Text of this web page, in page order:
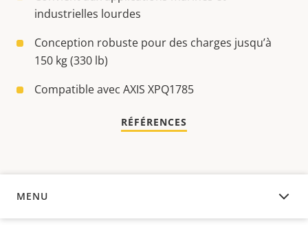
industrielles lourdes
Conception robuste pour des charges jusqu’à
150 kg (330 lb)
Compatible avec AXIS XPQ1785
RÉFÉRENCES
MENU
APERÇU